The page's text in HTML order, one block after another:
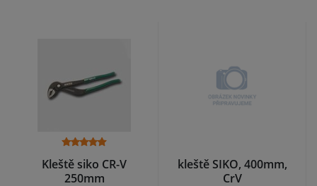
Kleště siko CR-V
250mm
kleště SIKO, 400mm,
CrV